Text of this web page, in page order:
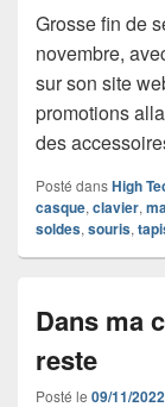
Grosse fin de
novembre,
sur son site
promotions
des
Posté dansHigh
casque, clavier,
soldes, souris,
Dans ma
reste
Posté le 09/11/2022